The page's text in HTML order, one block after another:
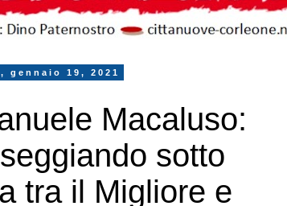
gennaio 19, 2021
Macaluso:
sotto
tra il Migliore e